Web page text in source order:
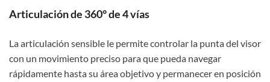
Articulación de 360° de 4 vías
La articulación sensible le permite controlar la punta del visor
con un movimiento preciso para que pueda navegar
rápidamente hasta su área objetivo y permanecer en posición